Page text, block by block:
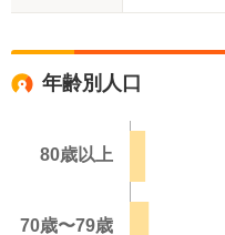
年齢別人口